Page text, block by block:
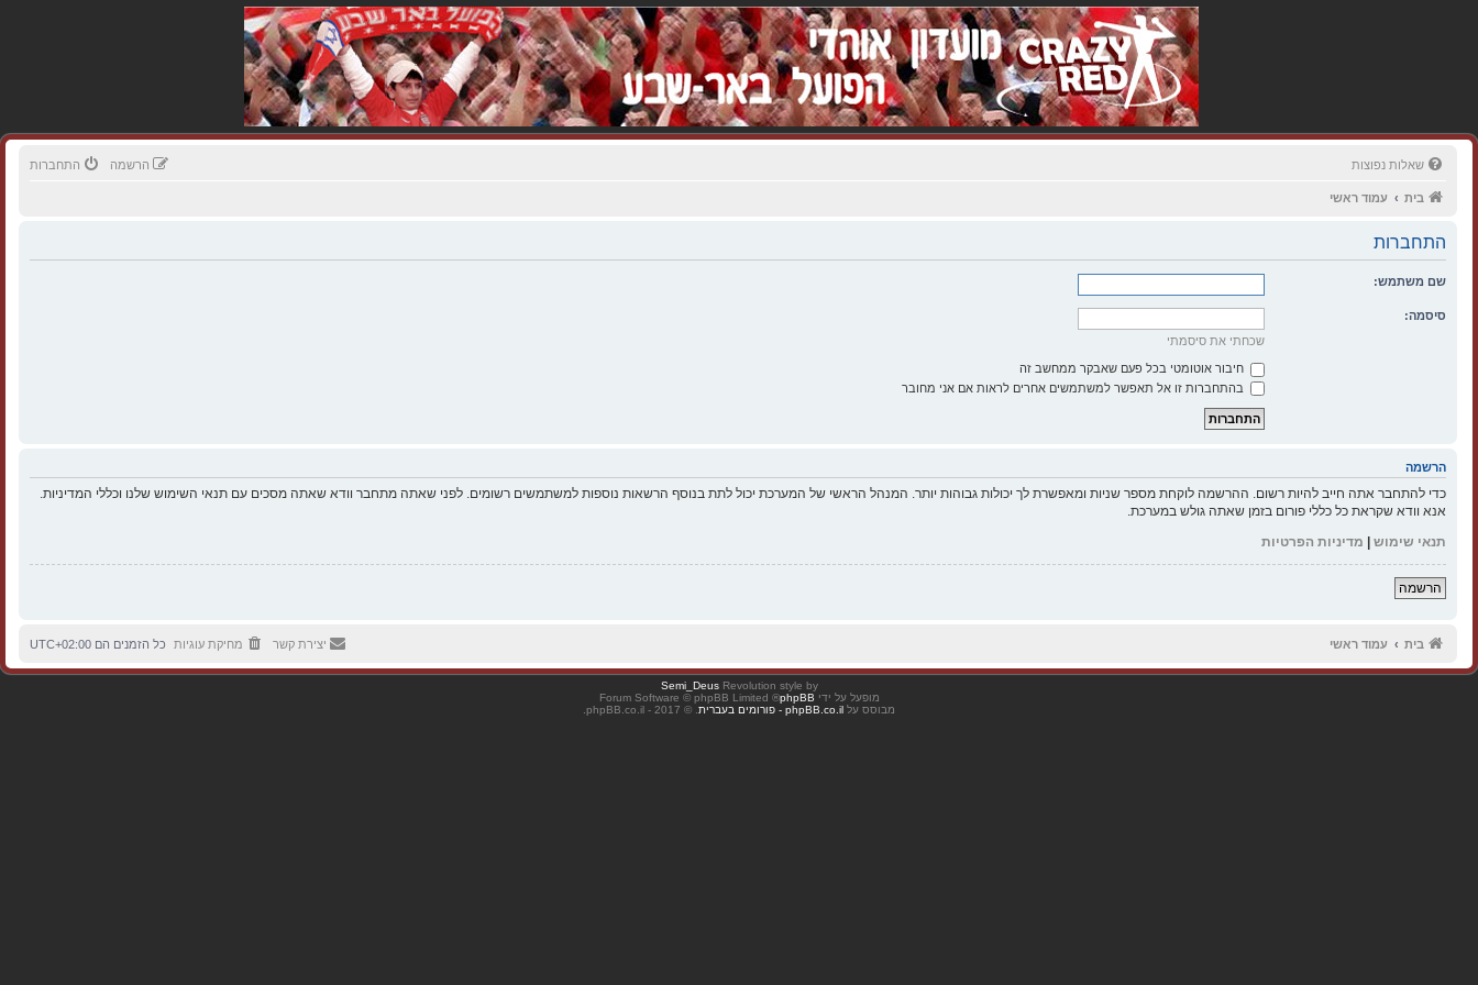
שאלות נפוצות התחברות הרשמה
בית עמוד ראשי
התחברות
שם משתמש:
סיסמה:
שכחתי את סיסמתי
חיבור אוטומטי בכל פעם שאבקר ממחשב זה
בהתחברות זו אל תאפשר למשתמשים אחרים לראות אם אני מחובר
הרשמה
כדי להתחבר אתה חייב להיות רשום. ההרשמה לוקחת מספר שניות ומאפשרת לך יכולות גבוהות יותר. המנהל הראשי של המערכת יכול לתת בנוסף הרשאות נוספות למשתמשים רשומים. לפני שאתה מתחבר וודא שאתה מסכים עם תנאי השימוש שלנו וכללי המדיניות.
אנא וודא שקראת כל כללי פורום בזמן שאתה גולש במערכת.
תנאי שימוש | מדיניות הפרטיות
הרשמה
בית עמוד ראשי כל הזמנים הם UTC+02:00 מחיקת עוגיות יצירת קשר
Revolution style by
Semi_Deus
מופעל על ידי phpBB
® Forum Software © phpBB Limited
מבוסס על phpBB.co.il - פורומים בעברית . © 2017 - phpBB.co.il.